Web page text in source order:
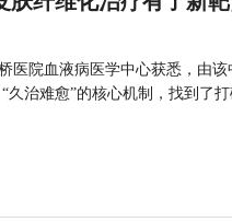
医院血液病医学中心获悉，由
治难愈”的核心机制，找到了打